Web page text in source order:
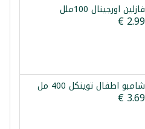
فازلين اورجينال 100ملل
شامبو اطفال توينكل 400 مل